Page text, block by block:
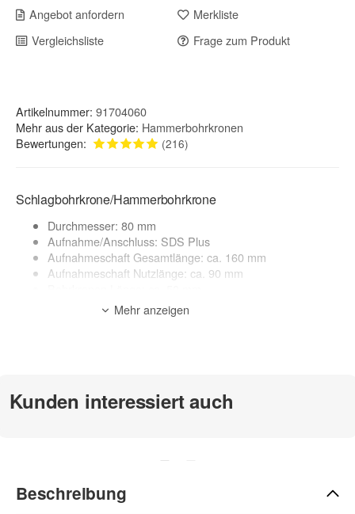
Angebot anfordern
Merkliste
Vergleichsliste
Frage zum Produkt
Artikelnummer: 91704060
Mehr aus der Kategorie: Hammerbohrkronen
Bewertungen:
(216)
Schlagbohrkrone/Hammerbohrkrone
Durchmesser: 80 mm
Aufnahme/Anschluss: SDS Plus
Aufnahmeschaft Gesamtlänge: ca. 160 mm
Aufnahmeschaft Nutzlänge: ca. 90 mm
Anwendungsbereich:Mehr anzeigen
Kunden interessiert auch
Beschreibung